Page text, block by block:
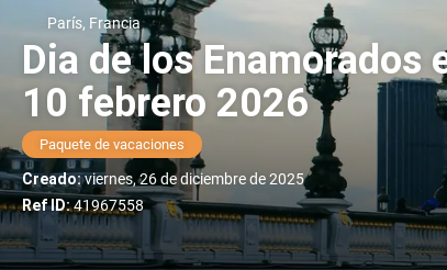
París, Francia
Dia de los Enamorados
10 febrero 2026
Paquete de vacaciones
Creado:viernes, 26 de diciembre de 2025
Ref ID:41967558